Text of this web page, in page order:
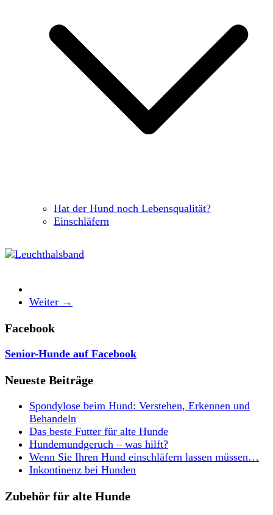
Hat der Hund noch Lebensqualität?
Einschläfern
Weiter →
Facebook
Senior-Hunde auf Facebook
Neueste Beiträge
Spondylose beim Hund: Verstehen, Erkennen und
Behandeln
Das beste Futter für alte Hunde
Hundemundgeruch – was hilft?
Wenn Sie Ihren Hund einschläfern lassen müssen…
Inkontinenz bei Hunden
Zubehör für alte Hunde